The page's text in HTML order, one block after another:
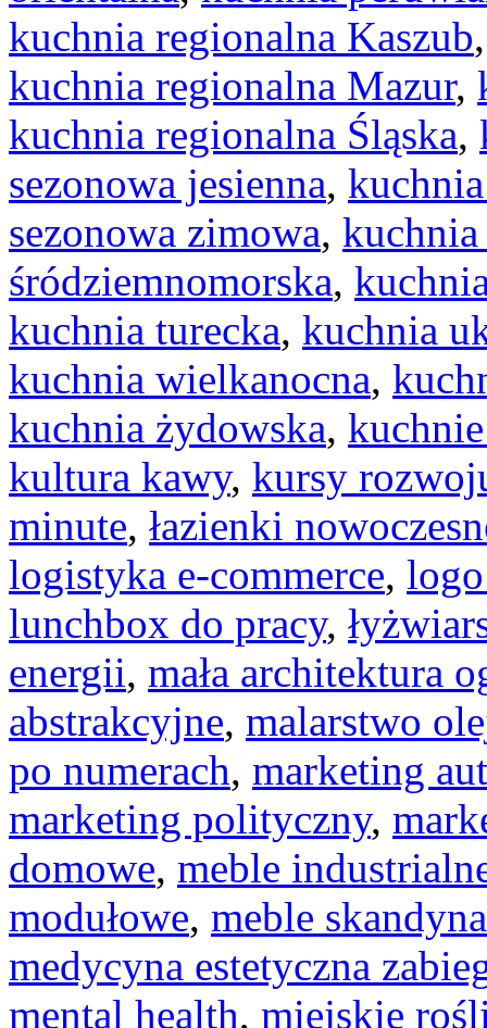
kuchnia regionalna Kaszub
kuchnia regionalna Mazur,
kuchnia regionalna Śląska,
sezonowa jesienna,
sezonowa zimowa, kuchnia
śródziemnomorska,
kuchnia turecka, kuchnia
kuchnia wielkanocna,
kuchnia żydowska,
kultura kawy, kursy
minute, łazienki
logistyka e-commerce,
lunchbox do pracy,
energii, mała architektura
abstrakcyjne, malarstwo
po numerach, marketing
marketing polityczny,
domowe, meble
modułowe, meble
medycyna estetyczna
mental health, miejskie